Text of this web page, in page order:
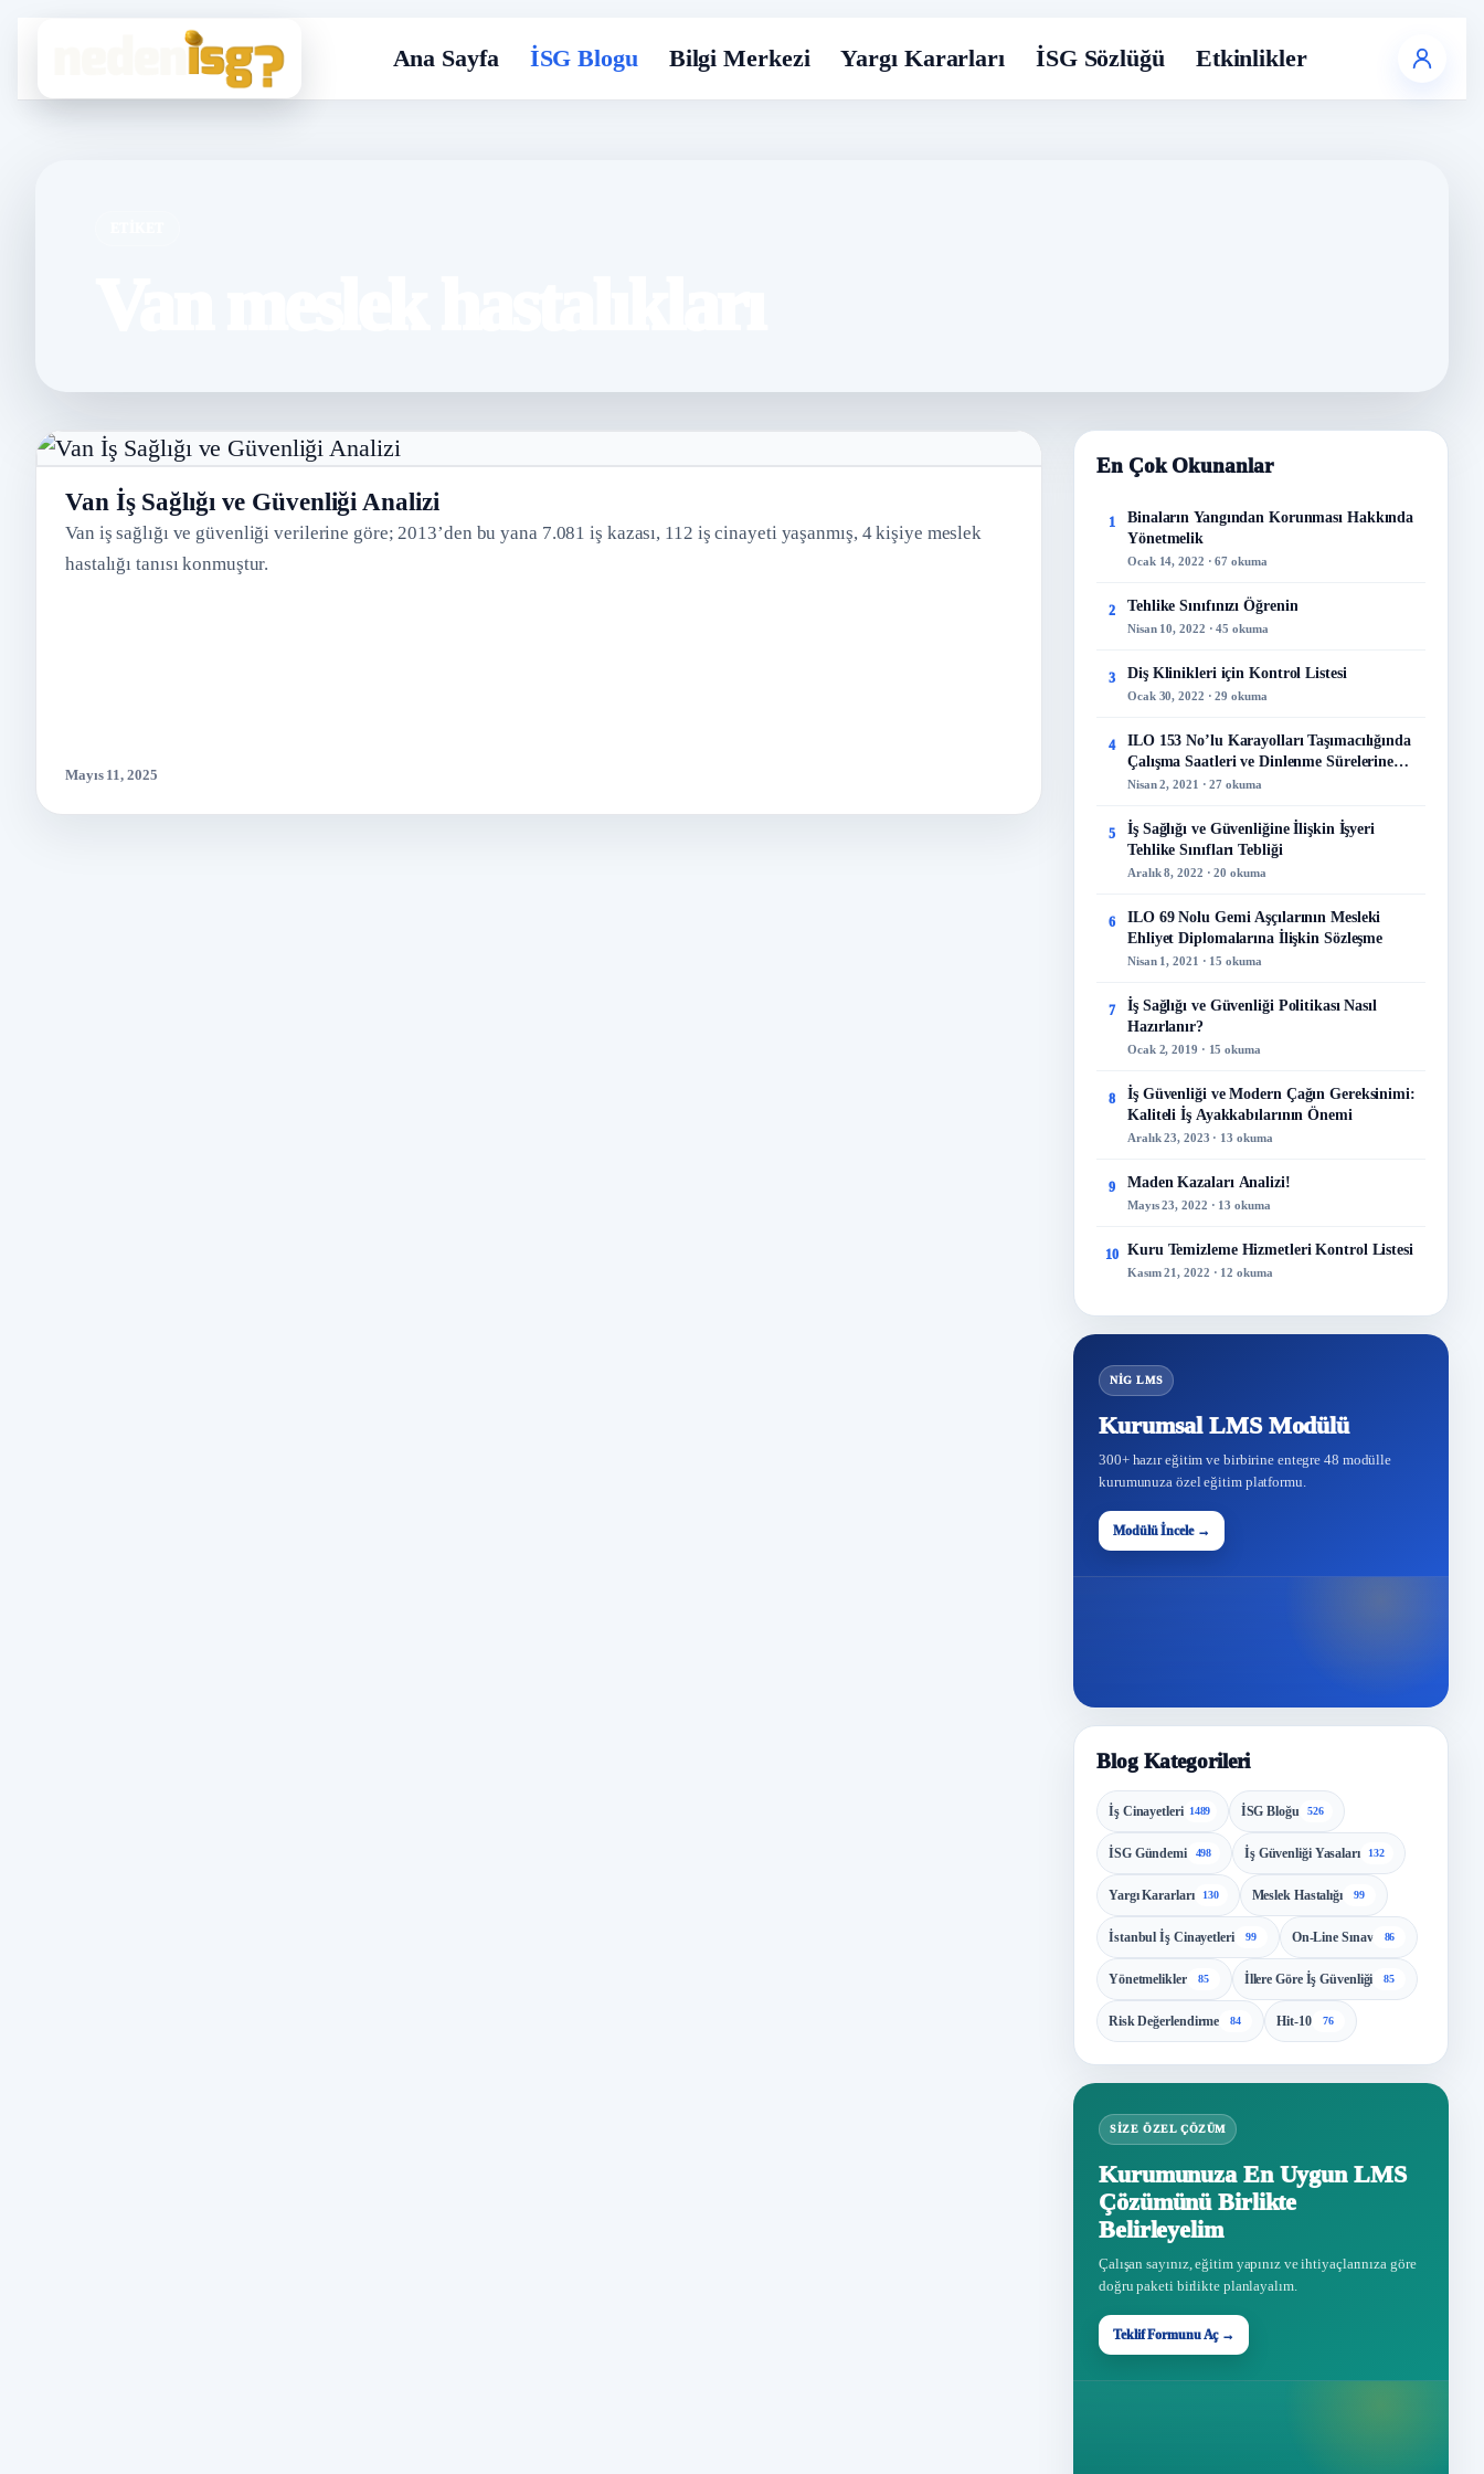
Ana Sayfa İSG Blogu Bilgi Merkezi Yargı Kararları İSG Sözlüğü Etkinlikler
Van İş Sağlığı ve Güvenliği Analizi
Van iş sağlığı ve güvenliği verilerine göre; 2013’den bu yana 7.081 iş kazası, 112 iş cinayeti yaşanmış, 4 kişiye meslek
hastalığı tanısı konmuştur.
Mayıs 11, 2025
En Çok Okunanlar
1
Binaların Yangından Korunması Hakkında
Yönetmelik
Ocak 14, 2022 · 67 okuma
2 Tehlike Sınıfınızı Öğrenin
Nisan 10, 2022 · 45 okuma
3 Diş Klinikleri için Kontrol Listesi
Ocak 30, 2022 · 29 okuma
4
ILO 153 No’lu Karayolları Taşımacılığında
Çalışma Saatleri ve Dinlenme Sürelerine
İlişkin Sözleşme
Nisan 2, 2021 · 27 okuma
5
İş Sağlığı ve Güvenliğine İlişkin İşyeri
Tehlike Sınıfları Tebliği
Aralık 8, 2022 · 20 okuma
6
ILO 69 Nolu Gemi Aşçılarının Mesleki
Ehliyet Diplomalarına İlişkin Sözleşme
Nisan 1, 2021 · 15 okuma
7
İş Sağlığı ve Güvenliği Politikası Nasıl
Hazırlanır?
Ocak 2, 2019 · 15 okuma
8
İş Güvenliği ve Modern Çağın Gereksinimi:
Kaliteli İş Ayakkabılarının Önemi
Aralık 23, 2023 · 13 okuma
9 Maden Kazaları Analizi!
Mayıs 23, 2022 · 13 okuma
10 Kuru Temizleme Hizmetleri Kontrol Listesi
Kasım 21, 2022 · 12 okuma
NİG LMS
Kurumsal LMS Modülü
300+ hazır eğitim ve birbirine entegre 48 modülle
kurumunuza özel eğitim platformu.
Modülü İncele →
48
Modül
Blog Kategorileri
İş Cinayetleri 1489 İSG Bloğu 526
İSG Gündemi 498 İş Güvenliği Yasaları 132
Yargı Kararları 130 Meslek Hastalığı 99
İstanbul İş Cinayetleri 99 On-Line Sınav 86
Yönetmelikler 85 İllere Göre İş Güvenliği 85
Risk Değerlendirme 84 Hit-10 76
SIZE ÖZEL ÇÖZÜM
Kurumunuza En Uygun LMS
Çözümünü Birlikte
Belirleyelim
Çalışan sayınız, eğitim yapınız ve ihtiyaçlarınıza göre
doğru paketi birlikte planlayalım.
Teklif Formunu Aç →
Teklif